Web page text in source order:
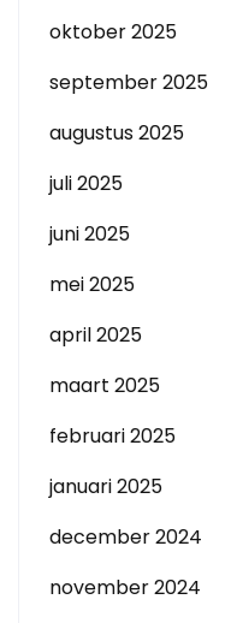
oktober 2025
september 2025
augustus 2025
juli 2025
juni 2025
mei 2025
april 2025
maart 2025
februari 2025
januari 2025
december 2024
november 2024